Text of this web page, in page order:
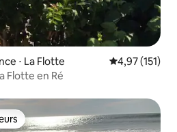
⋅ La Flotte Évaluation
4,97 (151)
Flotte en Ré
les plus appréciés